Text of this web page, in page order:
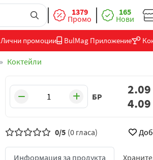
1379
Промо
165
Нови
Лични промоции BulMag Приложение
Коктейли
БР 2.09
4.09
0/5 (0 гласа)
Информация за продукта